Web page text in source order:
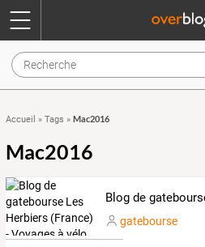
Accueil » Tags » Mac2016
Mac2016
gatebourse